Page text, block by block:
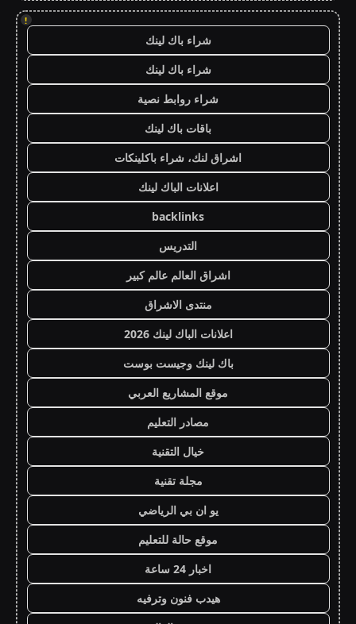
!
شراء باك لينك
شراء باك لينك
شراء روابط نصية
باقات باك لينك
اشراق لنك، شراء باكلينكات
اعلانات الباك لينك
backlinks
التدريس
اشراق العالم عالم كبير
منتدى الاشراق
اعلانات الباك لينك 2026
باك لينك وجيست بوست
موقع المشاريع العربي
مصادر التعليم
خيال التقنية
مجلة تقنية
يو ان بي الرياضي
موقع حالة للتعليم
اخبار 24 ساعة
هيدب فنون وترفيه